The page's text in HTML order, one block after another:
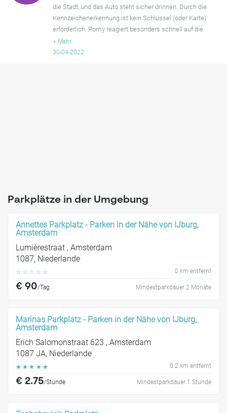
die Stadt, und das Auto steht sicher drinnen. Durch die
Kennzeichenerkennung ist kein Schlüssel (oder Karte)
erforderlich. Romy reagiert besonders schnell auf die
Mietanfrage, wir konnten sehr schnell bei ihr unter
+ Mehr
30-04-2022
Parkplätze in der Umgebung
Annettes Parkplatz - Parken in der Nähe von IJburg,
Amsterdam
Lumièrestraat , Amsterdam
1087, Niederlande
☆ ☆ ☆ ☆ ☆ 0 km entfernt
€ 90/Tag Mindestparkdauer 2 Monate
Marinas Parkplatz - Parken in der Nähe von IJburg,
Amsterdam
Erich Salomonstraat 623 , Amsterdam
1087 JA, Niederlande
☆ ☆ ☆ ☆ ☆ 0.2 km entfernt
€ 2.75/Stunde Mindestparkdauer 1 Stunde